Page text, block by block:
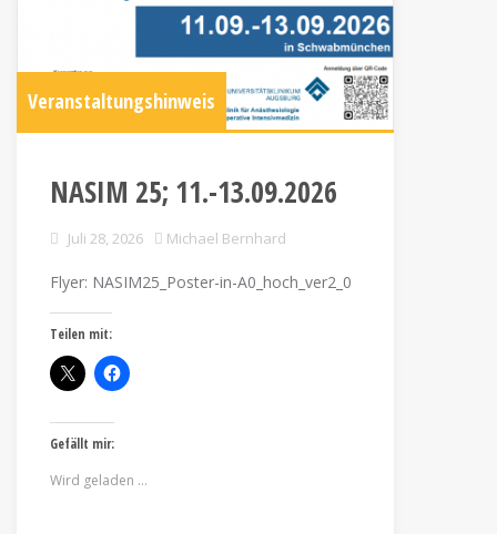
Veranstaltungshinweis
NASIM 25; 11.-13.09.2026
Juli 28, 2026 Michael Bernhard
Flyer: NASIM25_Poster-in-A0_hoch_ver2_0
Teilen mit:
Gefällt mir:
Wird geladen …